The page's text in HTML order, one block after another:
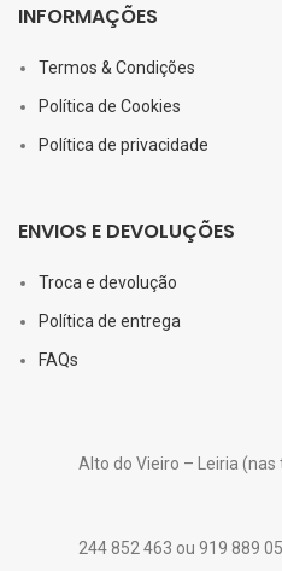
INFORMAÇÕES
Termos & Condições
Política de Cookies
Política de privacidade
ENVIOS E DEVOLUÇÕES
Troca e devolução
Política de entrega
FAQs
Alto do Vieiro – Leiria
244 852 463 ou 919 889